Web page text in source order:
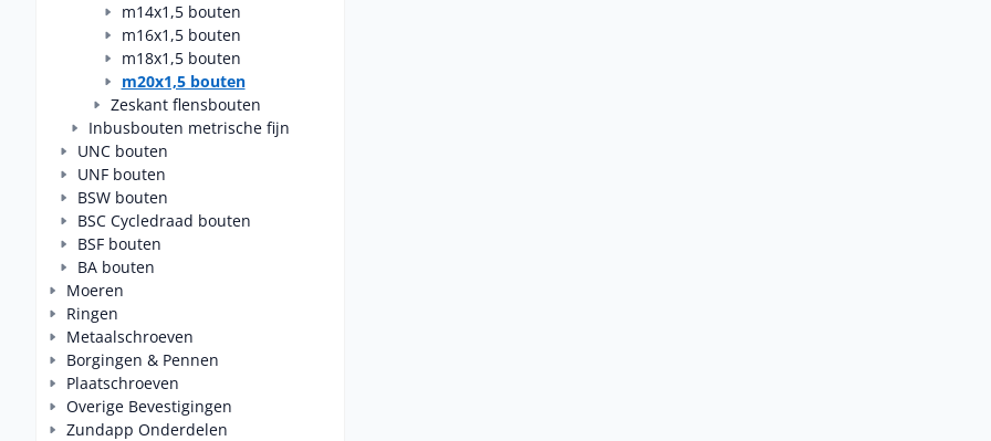
m14x1,5 bouten
m16x1,5 bouten
m18x1,5 bouten
m20x1,5 bouten
Zeskant flensbouten
Inbusbouten metrische fijn
UNC bouten
UNF bouten
BSW bouten
BSC Cycledraad bouten
BSF bouten
BA bouten
Moeren
Ringen
Metaalschroeven
Borgingen & Pennen
Plaatschroeven
Overige Bevestigingen
Zundapp Onderdelen